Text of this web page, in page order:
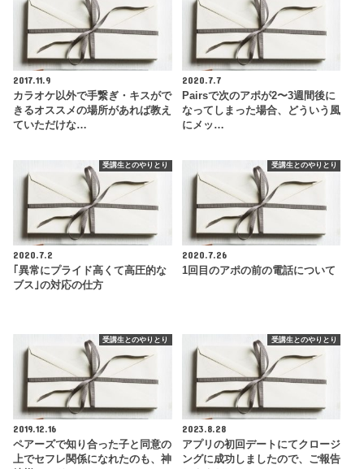
2017.11.9
カラオケ以外で手繋ぎ・キスがで
きるオススメの場所があれば教え
ていただけな…
2020.7.7
Pairsで次のアポが2〜3週間後に
なってしまった場合、どういう風
にメッ…
受講生とのやりとり
2020.7.2
｢異常にプライド高くて高圧的な
ブス｣の対応の仕方
受講生とのやりとり
2020.7.26
1回目のアポの前の電話について
受講生とのやりとり
2019.12.16
ペアーズで知り合った子と同意の
上でセフレ関係になれたのも、神
受講生とのやりとり
2023.8.28
アプリの初回デートにてクロージ
ングに成功しましたので、ご報告